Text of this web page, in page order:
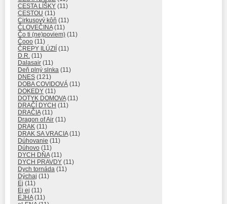
CESTA LÍŠKY (11)
CESTOU (11)
Cirkusový kôň (11)
ČLOVEČINA(11)
Čo ti (ne)poviem) (11)
Čooo (11)
ČREPY ILÚZIÍ
(11)
D.R. (11)
Dalasair (11)
Deň plný slnka (11)
DNES (121)
DOBA COVIDOVÁ (11)
DOKEDY (11)
DOTYK DOMOVA(11)
DRAČÍ DYCH (11)
DRAČIA(11)
Dragon of Air (11)
DRAK (11)
DRAK SA VRACIA(11)
Dúhovanie (11)
Dúhovo (11)
DYCH DŇA(11)
DYCH PRAVDY (11)
Dych tornáda (11)
Dýchaj (11)
Ej (11)
Ej ej (11)
EJHA(11)